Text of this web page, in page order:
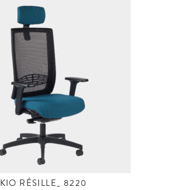
KIO RÉSILLE_ 8220